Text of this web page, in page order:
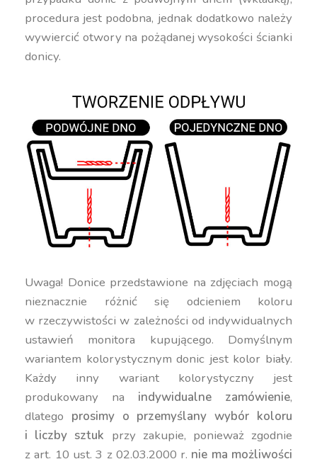
procedura jest podobna, jednak dodatkowo należy
wywiercić otwory na pożądanej wysokości ścianki
donicy.
Uwaga! Donice przedstawione na zdjęciach mogą
nieznacznie różnić się odcieniem koloru
w rzeczywistości w zależności od indywidualnych
ustawień monitora kupującego. Domyślnym
wariantem kolorystycznym donic jest kolor biały.
Każdy inny wariant kolorystyczny jest
produkowany na indywidualne zamówienie,
dlatego prosimy o przemyślany wybór koloru
i liczby sztuk przy zakupie, ponieważ zgodnie
z art. 10 ust. 3 z 02.03.2000 r. nie ma możliwości